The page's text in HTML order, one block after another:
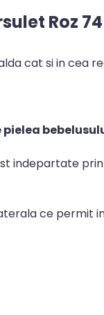
Roz 74
cat si in cea
indepartate
ce permit